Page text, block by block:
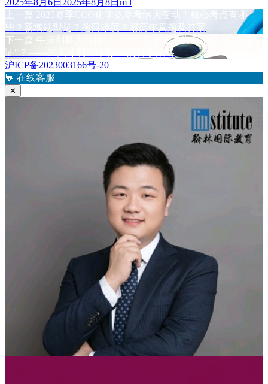
于
文
章
导
航
上一篇
上
篇
文
2025赛季CCO化学竞赛考纲大变动！核心考点有哪
些？新增题型是？题目难度？附历年真题及答案
下一篇 下
文
章：
牛津剑桥为何视CCO化学竞赛证书为化学系"黄金通行
证"？——30天冲刺全球前5%的科学策略
沪ICP备2023003166号-20
💬 在线客服
✕